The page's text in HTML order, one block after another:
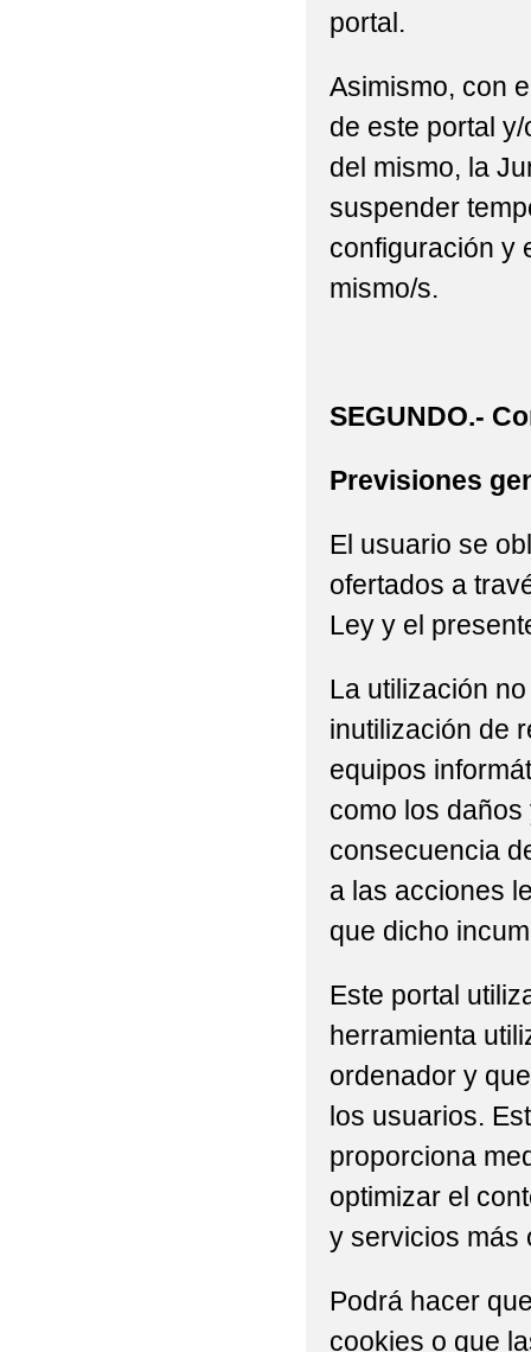
portal.
Asimismo, con
de este portal
del mismo, la
suspender
configuración y
mismo/s.
SEGUNDO.-
Previsiones
El usuario se
ofertados a
Ley y el
La utilización
inutilización de
equipos
como los
consecuencia
a las acciones
que dicho
Este portal
herramienta
ordenador y
los usuarios.
proporciona
optimizar el
y servicios más
Podrá hacer
cookies o que